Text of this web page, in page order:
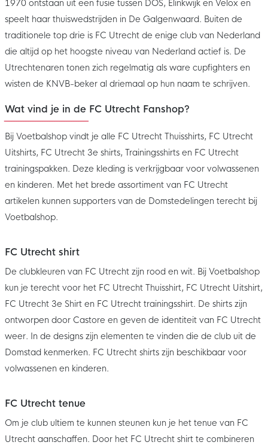
1970 ontstaan uit een fusie tussen DOS, Elinkwijk en Velox en
speelt haar thuiswedstrijden in De Galgenwaard. Buiten de
traditionele top drie is FC Utrecht de enige club van Nederland
die altijd op het hoogste niveau van Nederland actief is. De
Utrechtenaren tonen zich regelmatig als ware cupfighters en
wisten de KNVB-beker al driemaal op hun naam te schrijven.
Wat vind je in de FC Utrecht Fanshop?
Bij Voetbalshop vindt je alle FC Utrecht Thuisshirts, FC Utrecht
Uitshirts, FC Utrecht 3e shirts, Trainingsshirts en FC Utrecht
trainingspakken. Deze kleding is verkrijgbaar voor volwassenen
en kinderen. Met het brede assortiment van FC Utrecht
artikelen kunnen supporters van de Domstedelingen terecht bij
Voetbalshop.
FC Utrecht shirt
De clubkleuren van FC Utrecht zijn rood en wit. Bij Voetbalshop
kun je terecht voor het FC Utrecht Thuisshirt, FC Utrecht Uitshirt,
FC Utrecht 3e Shirt en FC Utrecht trainingsshirt. De shirts zijn
ontworpen door Castore en geven de identiteit van FC Utrecht
weer. In de designs zijn elementen te vinden die de club uit de
Domstad kenmerken. FC Utrecht shirts zijn beschikbaar voor
volwassenen en kinderen.
FC Utrecht tenue
Om je club ultiem te kunnen steunen kun je het tenue van FC
Utrecht aanschaffen. Door het FC Utrecht shirt te combineren